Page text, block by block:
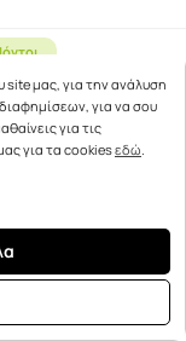
1000mg Propolis
& Vitamin C
Πορτο …
μας
site μας, για την ανάλυση
για να σου
για τις
για τα cookiesεδώ.